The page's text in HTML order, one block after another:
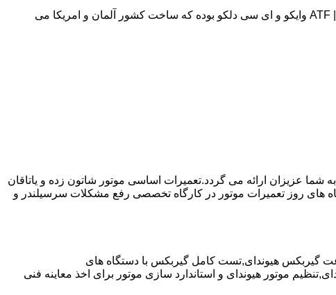
موارد دیگر به صورت مفصل در مقاله نحوه استفاده صحیح از گیربکس اتوماتیک توضیح داده شده است.روغن مورد استفاده در از نوع ||| ATF وایکو و ای سی دلکو بوده که ساخت کشور آلمان و امریکا می
شما عزیزان ارائه می گردد.تعمیرات اساسی موتور شاتون زده و یاتاقان
های روز تعمیرات موتور در کارگاه تخصصی رفع مشکلات سرسیلندر و
گیربکس هیوندای,تست کامل گیربکس با دستگاه های
موتور هیوندای و استاندارد سازی موتور برای اخذ معاینه فنی